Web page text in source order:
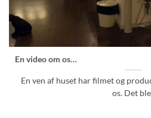
En video om os…
En ven af huset har filmet og
os. Det